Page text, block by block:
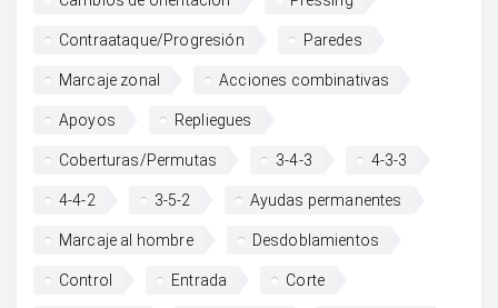
Contraataque/Progresión Paredes
Marcaje zonal Acciones combinativas
Apoyos Repliegues
Coberturas/Permutas 3-4-3 4-3-3
4-4-2 3-5-2 Ayudas permanentes
Marcaje al hombre Desdoblamientos
Control Entrada Corte